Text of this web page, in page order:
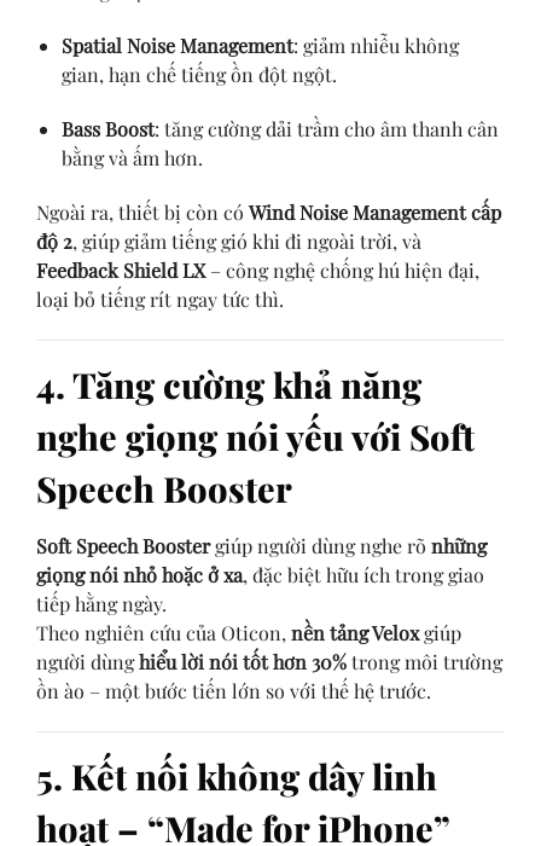
Spatial Noise Management: giảm nhiễu không
gian, hạn chế tiếng ồn đột ngột.
Bass Boost: tăng cường dải trầm cho âm thanh cân
bằng và ấm hơn.
Ngoài ra, thiết bị còn cóWind Noise Management cấp
độ 2, giúp giảm tiếng gió khi đi ngoài trời, và
Feedback Shield LX– công nghệ chống hú hiện đại,
loại bỏ tiếng rít ngay tức thì.
4. Tăng cường khả năng
nghe giọng nói yếu với Soft
Speech Booster
Soft Speech Boostergiúp người dùng nghe rõ những
giọng nói nhỏ hoặc ở xa, đặc biệt hữu ích trong giao
tiếp hằng ngày.
Theo nghiên cứu của Oticon, nền tảng Veloxgiúp
người dùnghiểu lời nói tốt hơn 30%trong môi trường
ồn ào – một bước tiến lớn so với thế hệ trước.
5. Kết nối không dây linh
hoạt – “Made for iPhone”